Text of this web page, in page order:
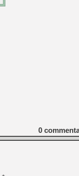
0